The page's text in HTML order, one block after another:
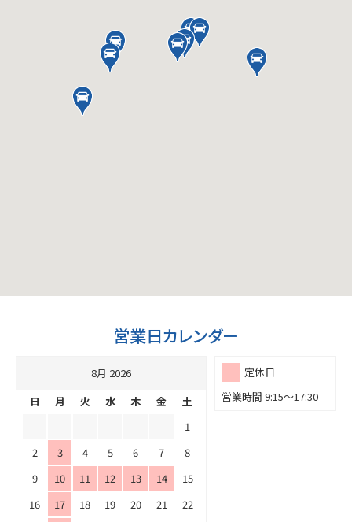
営業日カレンダー
定休日
営業時間 9:15～17:30
8月 2026
日
月 火 水 木 金
土
1
2
3 4 5 6 7
8
9
10 11 12 13 14
15
16
17 18 19 20 21
22